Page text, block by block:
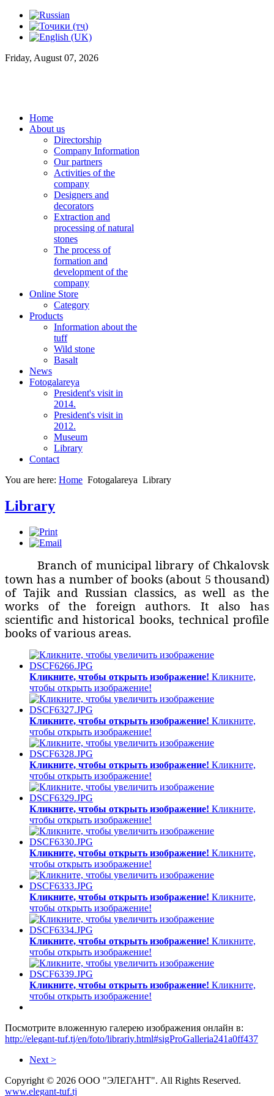
Friday, August 07, 2026
Home
About us
Directorship
Company Information
Our partners
Activities of the
company
Designers and
decorators
Extraction and
processing of natural
stones
The process of
formation and
development of the
company
Online Store
Category
Products
Information about the
tuff
Wild stone
Basalt
News
Fotogalareya
President's visit in
2014.
President's visit in
2012.
Museum
Library
Contact
You are here: Home Fotogalareya Library
Library
Branch of municipal library of Chkalovsk
town has a number of books (about 5 thousand)
of Tajik and Russian classics, as well as the
works of the foreign authors. It also has
scientific and historical books, technical profile
books of various areas.
Кликните, чтобы открыть изображение! Кликните,
чтобы открыть изображение!
Кликните, чтобы открыть изображение! Кликните,
чтобы открыть изображение!
Кликните, чтобы открыть изображение! Кликните,
чтобы открыть изображение!
Кликните, чтобы открыть изображение! Кликните,
чтобы открыть изображение!
Кликните, чтобы открыть изображение! Кликните,
чтобы открыть изображение!
Кликните, чтобы открыть изображение! Кликните,
чтобы открыть изображение!
Кликните, чтобы открыть изображение! Кликните,
чтобы открыть изображение!
Кликните, чтобы открыть изображение! Кликните,
чтобы открыть изображение!
Посмотрите вложенную галерею изображения онлайн в:
http://elegant-tuf.tj/en/foto/librariy.html#sigProGalleria241a0ff437
Next >
Copyright © 2026 ООО "ЭЛЕГАНТ". All Rights Reserved.
www.elegant-tuf.tj